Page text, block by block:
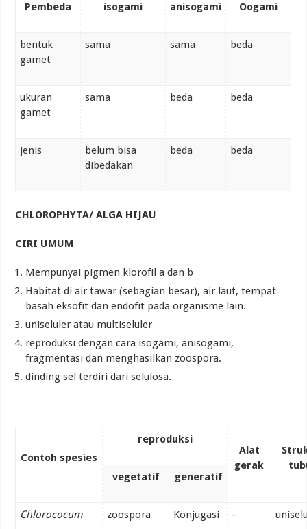
Pembeda isogami anisogami Oogami
bentuk
gamet
sama sama beda
ukuran
gamet
sama beda beda
jenis
belum bisa
dibedakan
beda beda
CHLOROPHYTA/ ALGA HIJAU
CIRI UMUM
Mempunyai pigmen klorofil a dan b
Habitat di air tawar (sebagian besar), air laut, tempat
basah eksofit dan endofit pada organisme lain.
uniseluler atau multiseluler
reproduksi dengan cara isogami, anisogami,
fragmentasi dan menghasilkan zoospora.
dinding sel terdiri dari selulosa.
Contoh spesies
reproduksi
Alat
gerak
vegetatif
generatif
Chlorococum zoospora Konjugasi –